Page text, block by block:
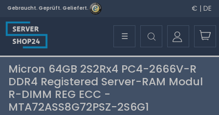
Gebraucht. Geprüft. Geliefert. € | DE
☰
Micron 64GB 2S2Rx4 PC4-2666V-R
DDR4 Registered Server-RAM Modul
R-DIMM REG ECC -
MTA72ASS8G72PSZ-2S6G1